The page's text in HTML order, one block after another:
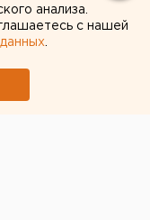
крыша,
ГУ МЧС.
24
на место через
анализа.
с нашей